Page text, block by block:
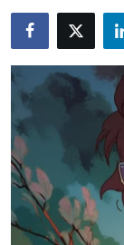
Dizi & Film
Testler